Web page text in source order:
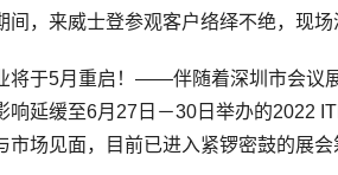
间，来威士登参观客户络绎不绝，现
于5月重启！——伴随着深圳市会议展
响延缓至6月27日－30日举办的2022
市场见面，目前已进入紧锣密鼓的展会